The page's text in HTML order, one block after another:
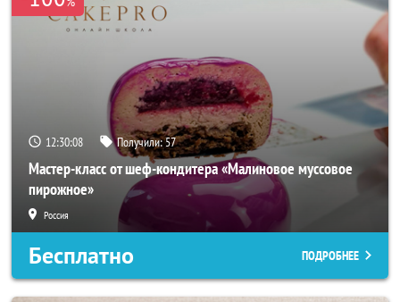
12:30:05 Получили:57
Мастер-класс от шеф-кондитера «Малиновое муссовое
пирожное»
Россия
Бесплатно ПОДРОБНЕЕ